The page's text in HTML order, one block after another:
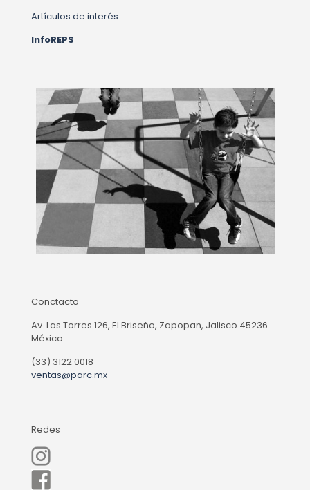
Artículos de interés
InfoREPS
Conctacto
Av. Las Torres 126, El Briseño, Zapopan, Jalisco 45236
México.
(33) 3122 0018
ventas@parc.mx
Redes